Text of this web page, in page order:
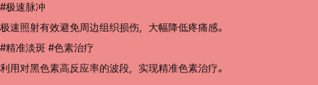
#极速脉冲
极速照射有效避免周边组织损伤，大幅降低疼痛感。
#精准淡斑 #色素治疗
利用对黑色素高反应率的波段，实现精准色素治疗。